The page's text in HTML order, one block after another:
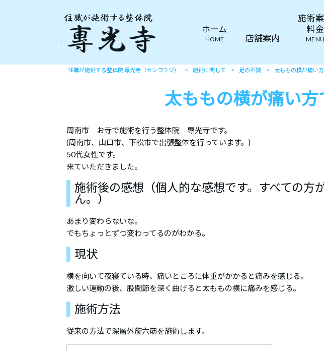
ホーム
HOME 店舗案内
施術
料金
MENU
住職が施術する整体院 專光寺（センコウジ） > 施術に関して > 足の不調 > 太ももの横が痛い方
太ももの横が痛い方
周南市 お寺で施術を行う整体院 專光寺です。
(周南市、山口市、下松市で出張整体を行っています。)
50代女性です。
来ていただきました。
施術後の感想（個人的な感想です。すべての方
ん。）
あまり変わらないな。
でもちょっとずつ変わってるのがわかる。
現状
横を向いて夜寝ている時、痛いところに体重がかかると痛みを感じる。
激しい運動の後、股関節を深く曲げると太ももの横に痛みを感じる。
施術方法
従来の方法で深層外旋六筋を施術します。